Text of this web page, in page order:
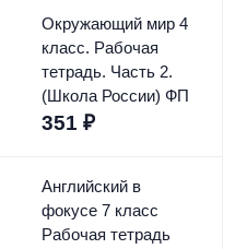
Окружающий мир 4
класс. Рабочая
тетрадь. Часть 2.
(Школа России) ФП
351 ₽
Английский в
фокусе 7 класс
Рабочая тетрадь